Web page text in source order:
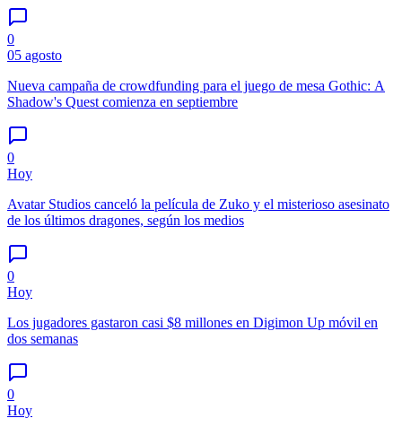
0
05 agosto
Nueva campaña de crowdfunding para el juego de mesa Gothic: A
Shadow's Quest comienza en septiembre
0
Hoy
Avatar Studios canceló la película de Zuko y el misterioso asesinato
de los últimos dragones, según los medios
0
Hoy
Los jugadores gastaron casi $8 millones en Digimon Up móvil en
dos semanas
0
Hoy